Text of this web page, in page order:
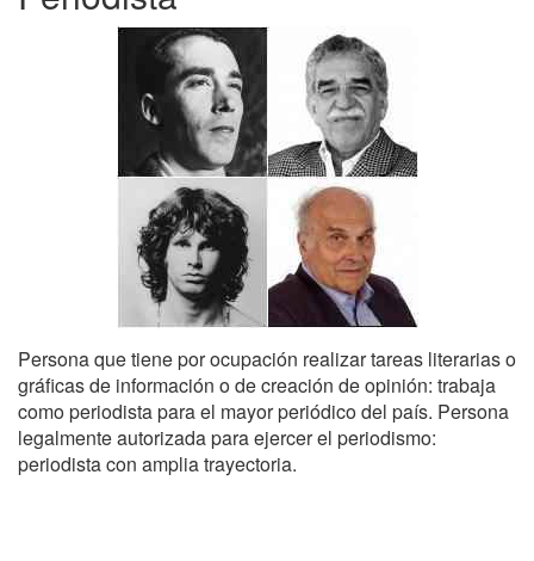
Persona que tiene por ocupación realizar tareas literarias o
gráficas de información o de creación de opinión: trabaja
como periodista para el mayor periódico del país. Persona
legalmente autorizada para ejercer el periodismo:
periodista con amplia trayectoria.